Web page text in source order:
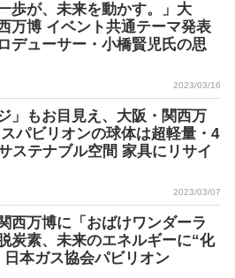
歩が、未来を動かす。」大
万博 イベント共通テーマ発表
デューサー・小橋賢児氏の思
2023/03/16
」もお目見え、大阪・関西万
パビリオンの球体は超軽量・4
ステナブル空間 家具にリサイ
2023/03/07
西万博に「おばけワンダーラ
炭素、未来のエネルギーに“化
本ガス協会パビリオン